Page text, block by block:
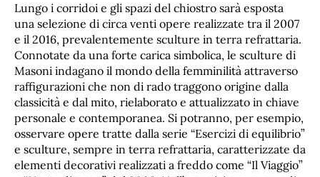
Lungo i corridoi e gli spazi del chiostro sarà esposta
una selezione di circa venti opere realizzate tra il 2007
e il 2016, prevalentemente sculture in terra refrattaria.
Connotate da una forte carica simbolica, le sculture di
Masoni indagano il mondo della femminilità attraverso
raffigurazioni che non di rado traggono origine dalla
classicità e dal mito, rielaborato e attualizzato in chiave
personale e contemporanea. Si potranno, per esempio,
osservare opere tratte dalla serie “Esercizi di equilibrio”
e sculture, sempre in terra refrattaria, caratterizzate da
elementi decorativi realizzati a freddo come “Il Viaggio”